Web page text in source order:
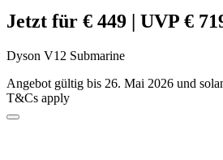
Jetzt für € 449 | UVP €
Dyson V12 Submarine
Angebot gültig bis 26. Mai 2026 und
T&Cs apply